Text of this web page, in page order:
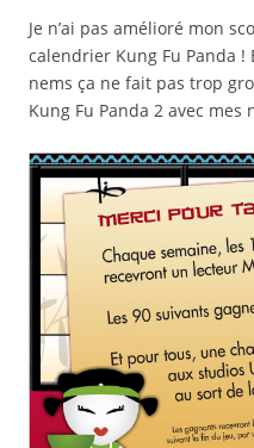
Je n’ai pas amélioré mon
calendrier Kung Fu Panda !
nems ça ne fait pas trop
Kung Fu Panda 2 avec